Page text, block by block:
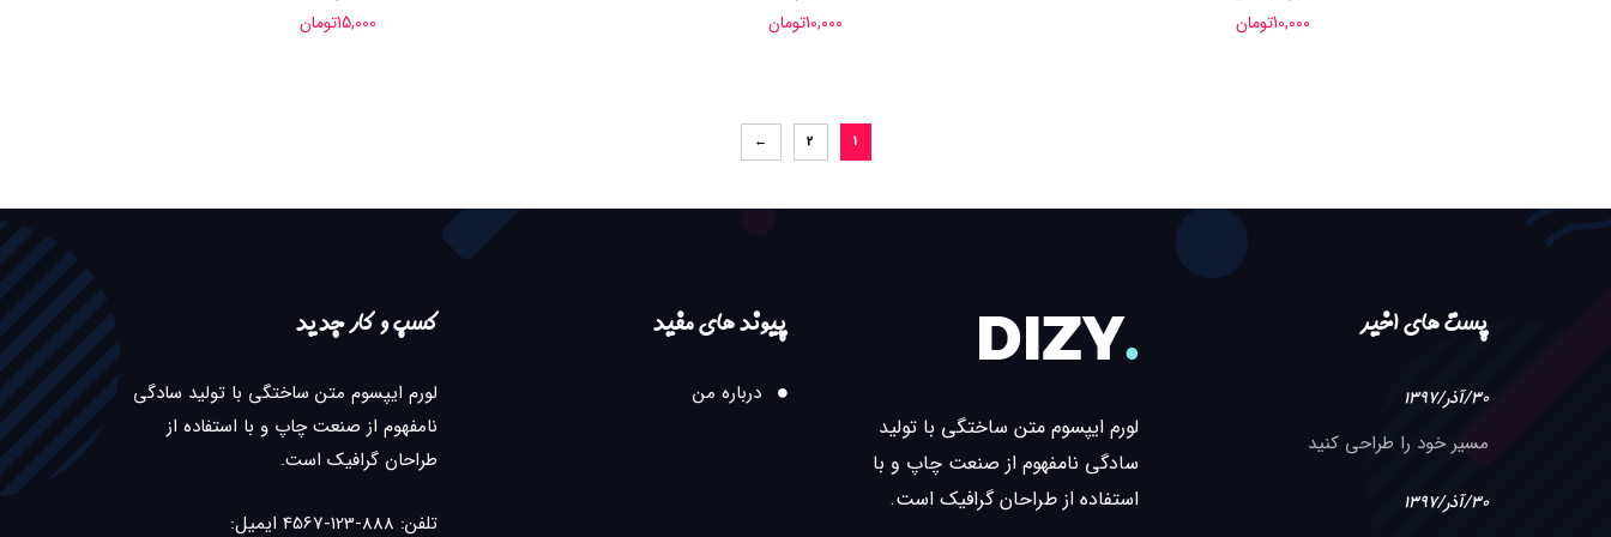
15,000تومان 10,000تومان 10,000تومان
1
2
←
پست های اخیر
30/آذر/1397
مسیر خود را طراحی کنید
30/آذر/1397
لورم ایپسوم متن ساختگی با تولید
سادگی نامفهوم از صنعت چاپ و با
استفاده از طراحان گرافیک است.
پیوند های مفید
درباره من
کسب و کار جدید
لورم ایپسوم متن ساختگی با تولید سادگی
نامفهوم از صنعت چاپ و با استفاده از
طراحان گرافیک است.
تلفن: 888-123-4567 ایمیل: